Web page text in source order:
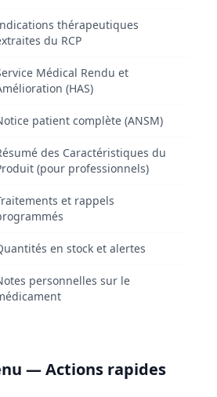
thérapeutiques
du RCP
Médical Rendu et
(HAS)
patient complète (ANSM)
des Caractéristiques du
(pour professionnels)
et rappels
en stock et alertes
personnelles sur le
— Actions rapides